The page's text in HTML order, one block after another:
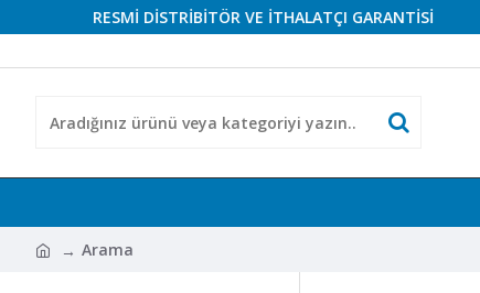
RESMİ DİSTRİBİTÖR VE İTHALATÇI GARANTİSİ
Arama